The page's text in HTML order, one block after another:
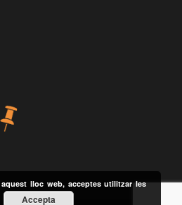
lloc web, acceptes utilitzar les
Accepta